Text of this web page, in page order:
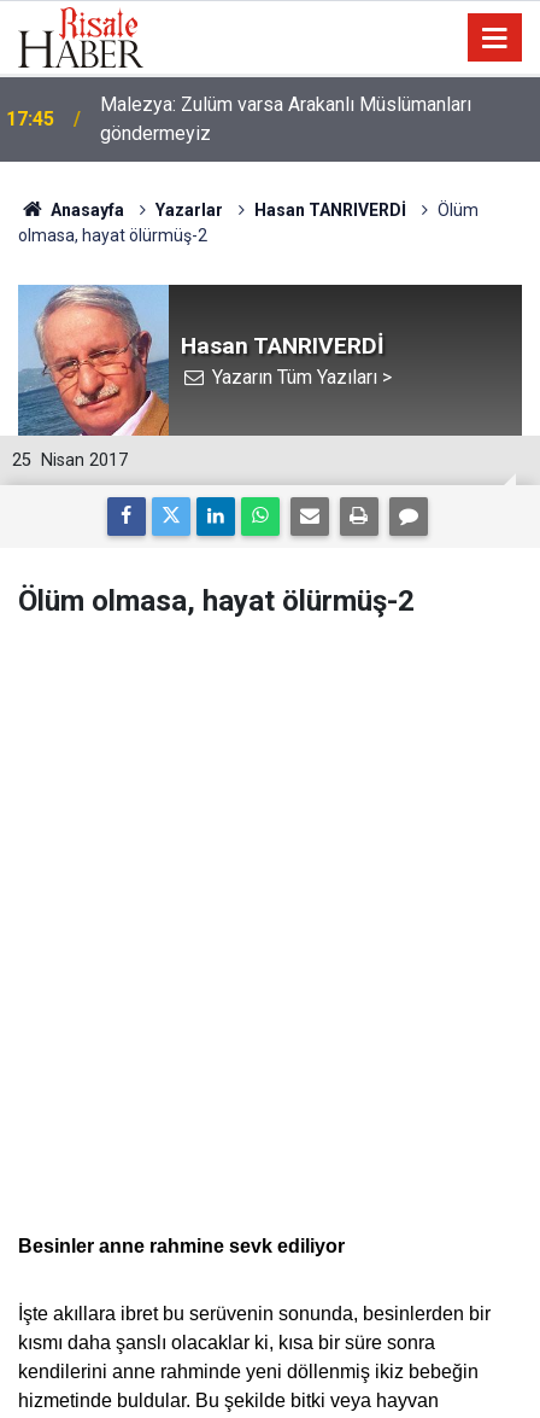
17:45
Malezya: Zulüm varsa Arakanlı Müslümanları
göndermeyiz
Anasayfa Yazarlar Hasan TANRIVERDİ
Ölüm
olmasa, hayat ölürmüş-2
Hasan TANRIVERDİ
Yazarın Tüm Yazıları >
25 Nisan 2017
Ölüm olmasa, hayat ölürmüş-2
Besinler anne rahmine sevk ediliyor
İşte akıllara ibret bu serüvenin sonunda, besinlerden bir
kısmı daha şanslı olacaklar ki, kısa bir süre sonra
kendilerini anne rahminde yeni döllenmiş ikiz bebeğin
hizmetinde buldular. Bu şekilde bitki veya hayvan